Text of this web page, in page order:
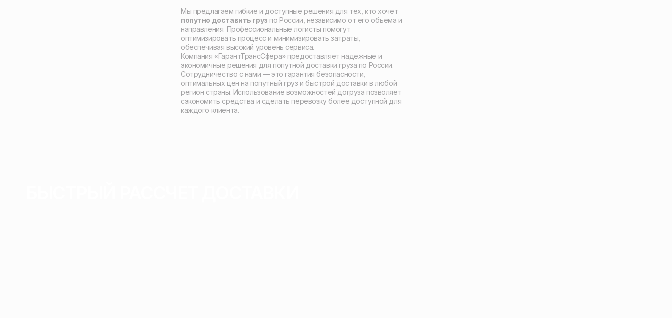
Мы предлагаем гибкие и доступные решения для тех, кто хочет
попутно доставить груз по России, независимо от его объема и
направления. Профессиональные логисты помогут
оптимизировать процесс и минимизировать затраты,
обеспечивая высокий уровень сервиса.
Компания «ГарантТрансСфера» предоставляет надежные и
экономичные решения для попутной доставки груза по России.
Сотрудничество с нами — это гарантия безопасности,
оптимальных цен на попутный груз и быстрой доставки в любой
регион страны. Использование возможностей догруза позволяет
сэкономить средства и сделать перевозку более доступной для
каждого клиента.